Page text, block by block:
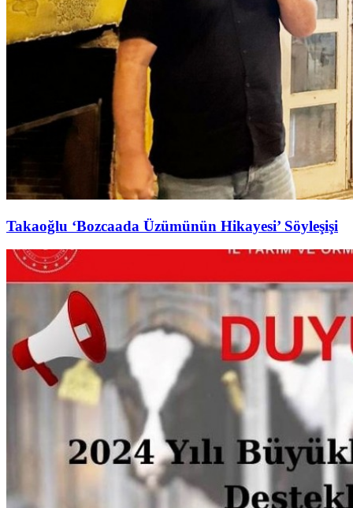
Takaoğlu ‘Bozcaada Üzümünün Hikayesi’ Söyleşişi